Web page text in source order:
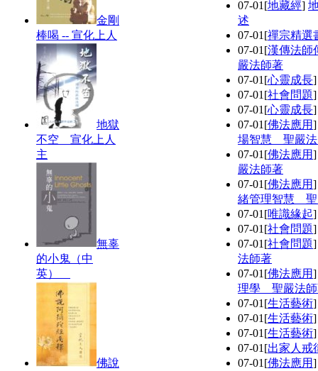
金剛
棒喝 -- 宣化上人
地獄
不空 宣化上人
主
無辜
的小鬼（中
英）
佛說
07-01 [地藏經]
述
07-01 [禪宗精選
07-01 [漢傳法師
嚴法師著
07-01 [心靈成長
07-01 [社會問題
07-01 [心靈成長
07-01 [佛法應用
場智慧 聖嚴
07-01 [佛法應用
嚴法師著
07-01 [佛法應用
緒管理智慧
07-01 [唯識緣起
07-01 [社會問題
07-01 [社會問題
法師著
07-01 [佛法應用
理學 聖嚴法
07-01 [生活藝術
07-01 [生活藝術
07-01 [生活藝術
07-01 [出家人戒
07-01 [佛法應用